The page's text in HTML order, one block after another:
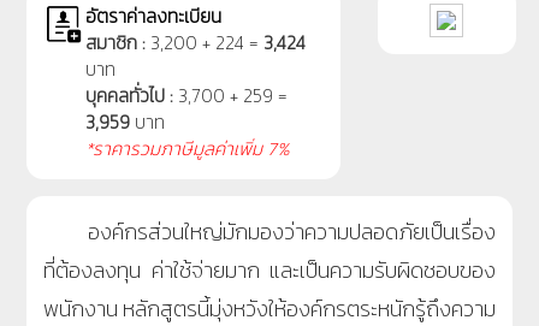
อัตราค่าลงทะเบียน
สมาชิก : 3,200 + 224 = 3,424
บาท
บุคคลทั่วไป : 3,700 + 259 =
3,959 บาท
*ราคารวมภาษีมูลค่าเพิ่ม 7%
องค์กรส่วนใหญ่มักมองว่าความปลอดภัยเป็นเรื่อง
ที่ต้องลงทุน ค่าใช้จ่ายมาก และเป็นความรับผิดชอบของ
พนักงาน หลักสูตรนี้มุ่งหวังให้องค์กรตระหนักรู้ถึงความ